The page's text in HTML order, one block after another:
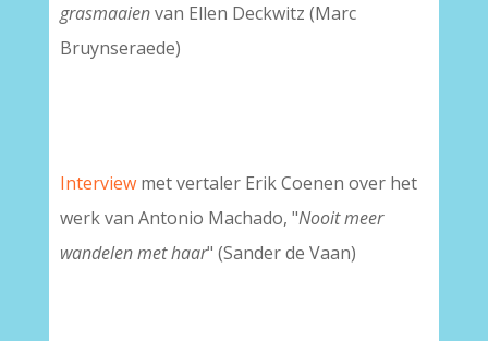
grasmaaienvan Ellen Deckwitz (Marc
Bruynseraede)
Interviewmet vertaler Erik Coenen over het
werk van Antonio Machado, "Nooit meer
wandelen met haar" (Sander de Vaan)